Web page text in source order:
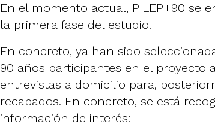
En el momento actual, PILEP+90 se
la primera fase del estudio.
En concreto, ya han sido
90 años participantes en el proyecto
entrevistas a domicilio para,
recabados. En concreto, se está
información de interés: